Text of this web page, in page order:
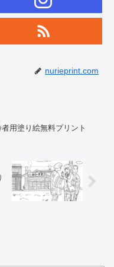
nurieprint.com
用塗り絵無料プリント